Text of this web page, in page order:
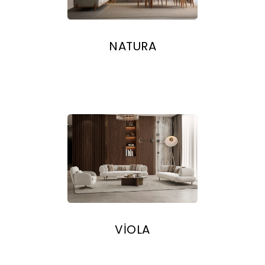
NATURA
VİOLA